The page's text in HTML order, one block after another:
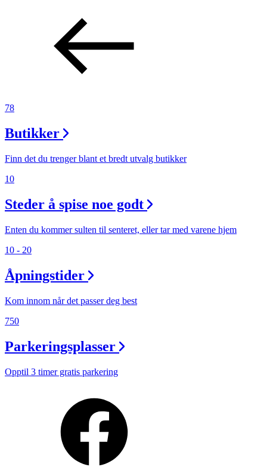
Åpningstider
78
Butikker
Finn det du trenger blant et bredt utvalg butikker
10
Steder å spise noe godt
Enten du kommer sulten til senteret, eller tar med varene hjem
10 - 20
Åpningstider
Kom innom når det passer deg best
750
Parkeringsplasser
Opptil 3 timer gratis parkering